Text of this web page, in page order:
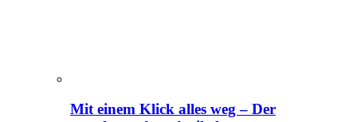
Mit einem Klick alles weg – Der